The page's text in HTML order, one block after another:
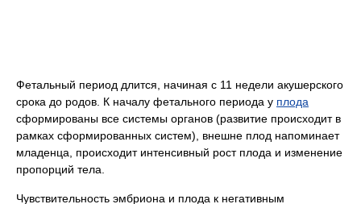
Фетальный период длится, начиная с 11 недели акушерского
срока до родов. К началу фетального периода у плода
сформированы все системы органов (развитие происходит в
рамках сформированных систем), внешне плод напоминает
младенца, происходит интенсивный рост плода и изменение
пропорций тела.
Чувствительность эмбриона и плода к негативным